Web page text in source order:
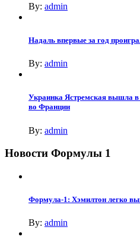
By: admin
Надаль впервые за год
By: admin
Украинка Ястремская вышла в
во Франции
By: admin
Новости Формулы 1
Формула-1: Хэмилтон легко
By: admin